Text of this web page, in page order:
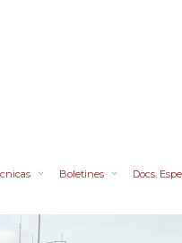
Boletines Docs.